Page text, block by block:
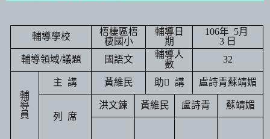
輔導學校
梧棲區梧
棲國小
輔導日
期
106年 5月
3 日
輔導領域/議題 國語文
輔導人
數
32
輔
導
員
主 講 黃維民 助 講 盧詩青蘇靖媚
列 席
洪文鍊 黃維民 盧詩青 蘇靖媚